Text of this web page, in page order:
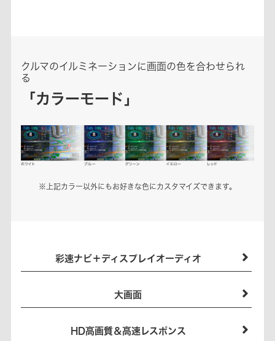
クルマのイルミネーションに画面の色を合わせられ
る
「カラーモード」
※上記カラー以外にもお好きな色にカスタマイズできます。
彩速ナビ＋ディスプレイオーディオ
大画面
HD高画質＆高速レスポンス